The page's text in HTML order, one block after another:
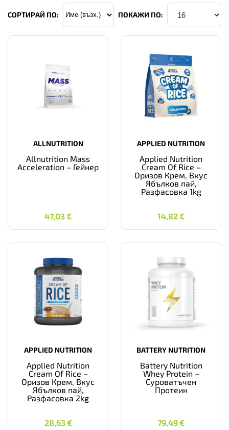
СОРТИРАЙ ПО: ПОКАЖИ ПО:
ALLNUTRITION
Allnutrition Mass
Acceleration – Гейнер
47,03€
47,03
APPLIED NUTRITION
Applied Nutrition
Cream Of Rice –
Оризов Крем, Вкус
Ябълков пай,
Разфасовка 1kg
14,82€
14,82
APPLIED NUTRITION
Applied Nutrition
Cream Of Rice –
Оризов Крем, Вкус
Ябълков пай,
Разфасовка 2kg
28,63€
28,63
BATTERY NUTRITION
Battery Nutrition
Whey Protein –
Суроватъчен
Протеин
79,49€
79,49